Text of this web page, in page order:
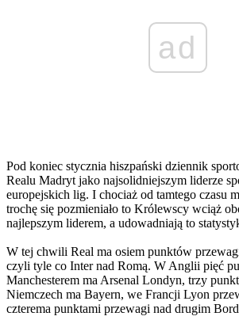
ad
Pod koniec stycznia hiszpański dziennik
Realu Madryt jako najsolidniejszym liderze
europejskich lig. I chociaż od tamtego czasu
trochę się pozmieniało to Królewscy wciąż
najlepszym liderem, a udowadniają to
W tej chwili Real ma osiem punktów
czyli tyle co Inter nad Romą. W Anglii pięć
Manchesterem ma Arsenal Londyn, trzy
Niemczech ma Bayern, we Francji Lyon
czterema punktami przewagi nad drugim